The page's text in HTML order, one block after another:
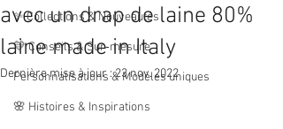
✨ Collections & Nouveautés
💛 Conseils & Sur‑mesure
Personnalisations & Modèles uniques
🌸 Histoires & Inspirations
avec un drap de laine 80%
laine made in Italy
Dernière mise à jour :23 nov. 2022